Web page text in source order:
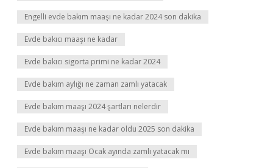
Engelli evde bakım maaşı ne kadar 2024 son dakika
Evde bakıcı maaşı ne kadar
Evde bakıcı sigorta primi ne kadar 2024
Evde bakım aylığı ne zaman zamlı yatacak
Evde bakım maaşı 2024 şartları nelerdir
Evde bakım maaşı ne kadar oldu 2025 son dakika
Evde bakım maaşı Ocak ayında zamlı yatacak mı